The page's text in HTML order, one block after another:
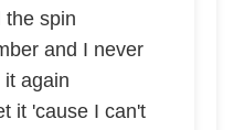
the spin
and I never
again
it 'cause I can't